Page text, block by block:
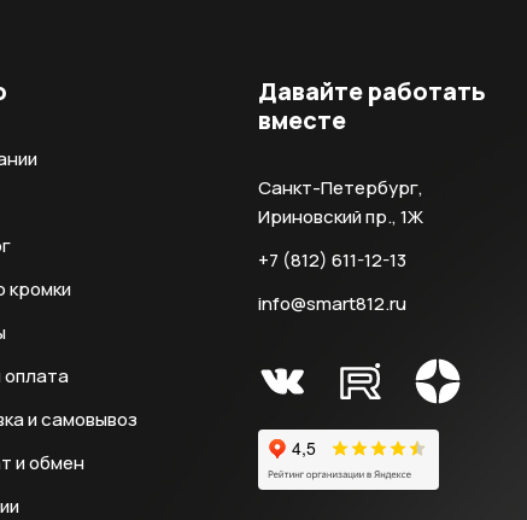
кромки
оплата
и самовывоз
и обмен
Давайте работать
вместе
Санкт-Петербург,
Ириновский пр., 1Ж
+7 (812) 611-12-13
info@smart812.ru